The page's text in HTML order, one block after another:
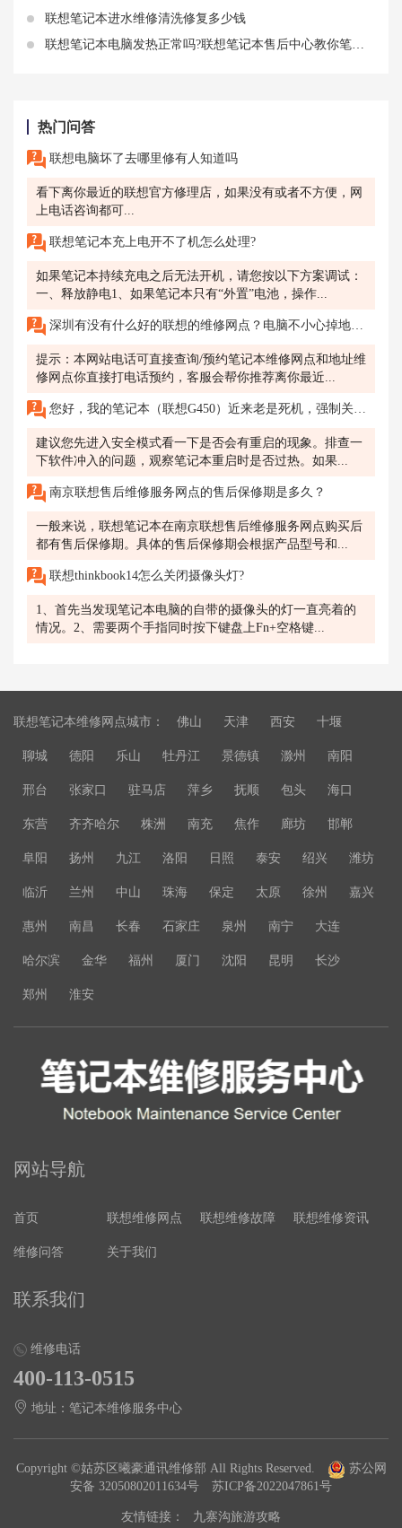
联想笔记本进水维修清洗修复多少钱
联想笔记本电脑发热正常吗?联想笔记本售后中心教你笔记本降温技巧
热门问答
联想电脑坏了去哪里修有人知道吗
看下离你最近的联想官方修理店，如果没有或者不方便，网
上电话咨询都可...
联想笔记本充上电开不了机怎么处理?
如果笔记本持续充电之后无法开机，请您按以下方案调试：
一、释放静电1、如果笔记本只有“外置”电池，操作...
深圳有没有什么好的联想的维修网点？电脑不小心掉地上砸了一下，开不了机了，想去看看怎么回事?
提示：本网站电话可直接查询/预约笔记本维修网点和地址维
修网点你直接打电话预约，客服会帮你推荐离你最近...
您好，我的笔记本（联想G450）近来老是死机，强制关机关不死，必须拆掉电池才能关死；
建议您先进入安全模式看一下是否会有重启的现象。排查一
下软件冲入的问题，观察笔记本重启时是否过热。如果...
南京联想售后维修服务网点的售后保修期是多久？
一般来说，联想笔记本在南京联想售后维修服务网点购买后
都有售后保修期。具体的售后保修期会根据产品型号和...
联想thinkbook14怎么关闭摄像头灯?
1、首先当发现笔记本电脑的自带的摄像头的灯一直亮着的
情况。2、需要两个手指同时按下键盘上Fn+空格键...
联想笔记本维修网点城市： 佛山 天津 西安 十堰
聊城 德阳 乐山 牡丹江 景德镇 滁州 南阳
邢台 张家口 驻马店 萍乡 抚顺 包头 海口
东营 齐齐哈尔 株洲 南充 焦作 廊坊 邯郸
阜阳 扬州 九江 洛阳 日照 泰安 绍兴 潍坊
临沂 兰州 中山 珠海 保定 太原 徐州 嘉兴
惠州 南昌 长春 石家庄 泉州 南宁 大连
哈尔滨 金华 福州 厦门 沈阳 昆明 长沙
郑州 淮安
网站导航
首页 联想维修网点 联想维修故障 联想维修资讯
维修问答 关于我们
联系我们
维修电话
400-113-0515
地址：笔记本维修服务中心
Copyright ©姑苏区曦豪通讯维修部 All Rights Reserved.
苏公网
安备 32050802011634号
苏ICP备2022047861号
友情链接： 九寨沟旅游攻略